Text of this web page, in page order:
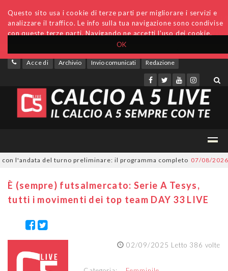
OK
Questo sito usa i cookie di terze parti per migliorare i servizi e
analizzare il traffico. Le info sulla tua navigazione sono condivise
con queste terze parti. Navigando ne accetti l'uso dei cookie.
Accedi Archivio Invio comunicati Redazione
del turno preliminare: il programma completo 07/08/2026Serie
È (sempre) futsalmercato: Serie A Tesys,
tutti i movimenti dei top team DAY 33 LIVE
02/09/2025 Letto 386 volte